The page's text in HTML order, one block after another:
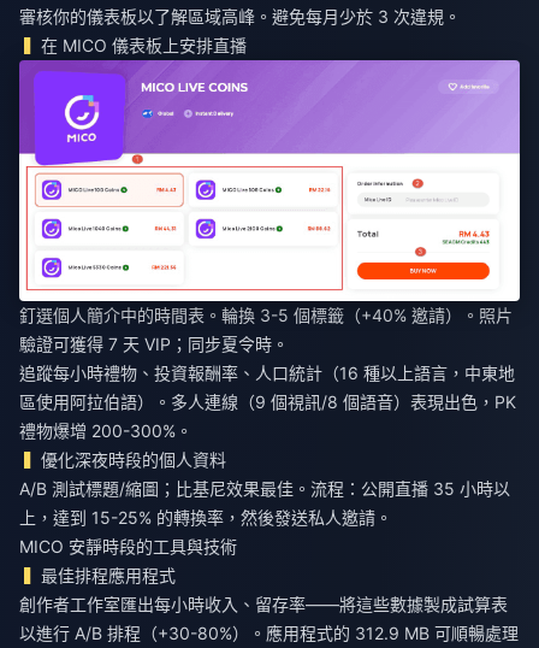
審核你的儀表板以了解區域高峰。避免每月少於 3 次違規。
在 MICO 儀表板上安排直播
釘選個人簡介中的時間表。輪換 3-5 個標籤（+40% 邀請）。照片
驗證可獲得 7 天 VIP；同步夏令時。
追蹤每小時禮物、投資報酬率、人口統計（16 種以上語言，中東地
區使用阿拉伯語）。多人連線（9 個視訊/8 個語音）表現出色，PK
禮物爆增 200-300%。
優化深夜時段的個人資料
A/B 測試標題/縮圖；比基尼效果最佳。流程：公開直播 35 小時以
上，達到 15-25% 的轉換率，然後發送私人邀請。
MICO 安靜時段的工具與技術
最佳排程應用程式
創作者工作室匯出每小時收入、留存率——將這些數據製成試算表
以進行 A/B 排程（+30-80%）。應用程式的 312.9 MB 可順暢處理